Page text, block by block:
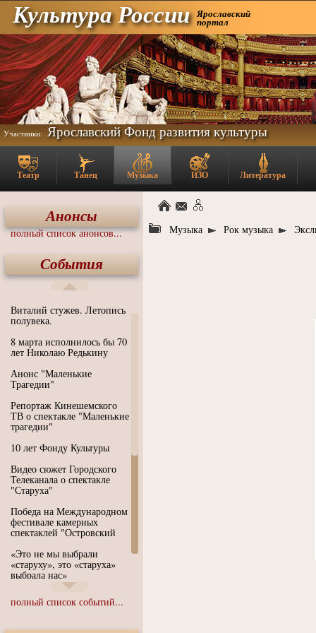
Культура России Ярославский
портал
Участники: Ярославский Фонд развития культуры
Театр Танец Музыка ИЗО Литература
Анонсы
полный список анонсов...
События
Виталий стужев. Летопись
полувека.
8 марта исполнилось бы 70
лет Николаю Редькину
Анонс "Маленькие
Трагедии"
Репортаж Кинешемского
ТВ о спектакле "Маленькие
трагедии"
10 лет Фонду Культуры
Видео сюжет Городского
Телеканала о спектакле
"Старуха"
Победа на Международном
фестивале камерных
спектаклей "Островский
«Это не мы выбрали
«старуху», это «старуха»
выбрала нас»
Иммерсивный спектакль
"Язык чистого полета
полный список событий...
Музыка Рок музыка